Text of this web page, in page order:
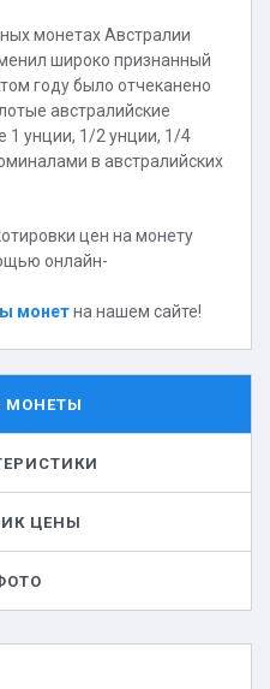
монетах Австралии
широко признанный
году было отчеканено
австралийские
1 унции, 1/2 унции, 1/4
в австралийских
цен на монету
онлайн-
монетна нашем сайте!
МОНЕТЫ
ЦЕНЫ